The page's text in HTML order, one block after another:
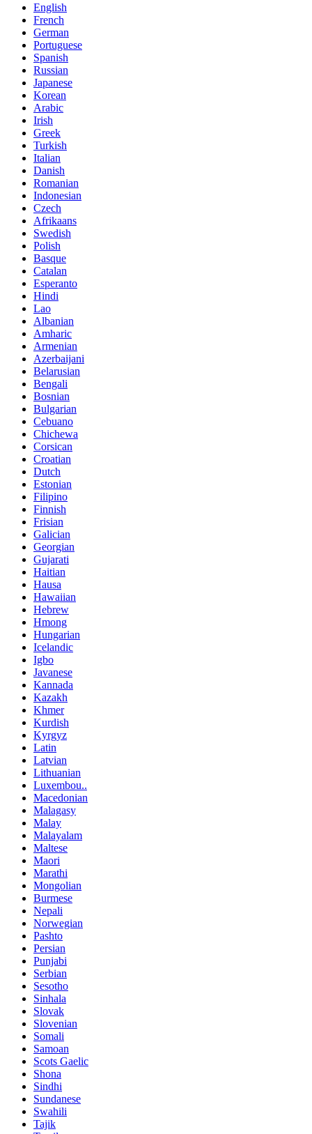
English
French
German
Portuguese
Spanish
Russian
Japanese
Korean
Arabic
Irish
Greek
Turkish
Italian
Danish
Romanian
Indonesian
Czech
Afrikaans
Swedish
Polish
Basque
Catalan
Esperanto
Hindi
Lao
Albanian
Amharic
Armenian
Azerbaijani
Belarusian
Bengali
Bosnian
Bulgarian
Cebuano
Chichewa
Corsican
Croatian
Dutch
Estonian
Filipino
Finnish
Frisian
Galician
Georgian
Gujarati
Haitian
Hausa
Hawaiian
Hebrew
Hmong
Hungarian
Icelandic
Igbo
Javanese
Kannada
Kazakh
Khmer
Kurdish
Kyrgyz
Latin
Latvian
Lithuanian
Luxembou..
Macedonian
Malagasy
Malay
Malayalam
Maltese
Maori
Marathi
Mongolian
Burmese
Nepali
Norwegian
Pashto
Persian
Punjabi
Serbian
Sesotho
Sinhala
Slovak
Slovenian
Somali
Samoan
Scots Gaelic
Shona
Sindhi
Sundanese
Swahili
Tajik